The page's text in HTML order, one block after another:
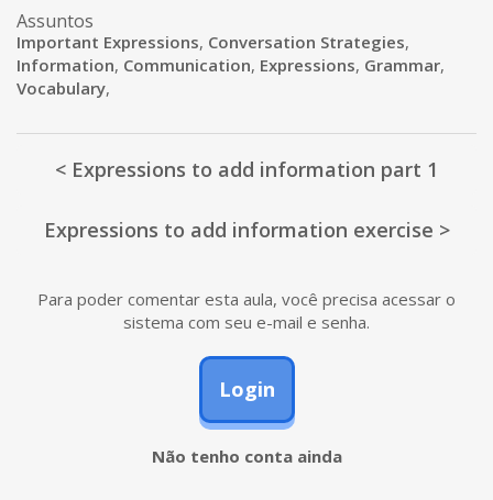
Assuntos
Important Expressions, Conversation Strategies,
Information, Communication, Expressions, Grammar,
Vocabulary,
< Expressions to add information part 1
Expressions to add information exercise >
Para poder comentar esta aula, você precisa acessar o
sistema com seu e-mail e senha.
Login
Não tenho conta ainda